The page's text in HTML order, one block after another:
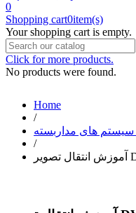
0
Shopping cart0item(s)
Your shopping cart is empty.
Click for more products.
No products were found.
Home
/
های مداربسته
/